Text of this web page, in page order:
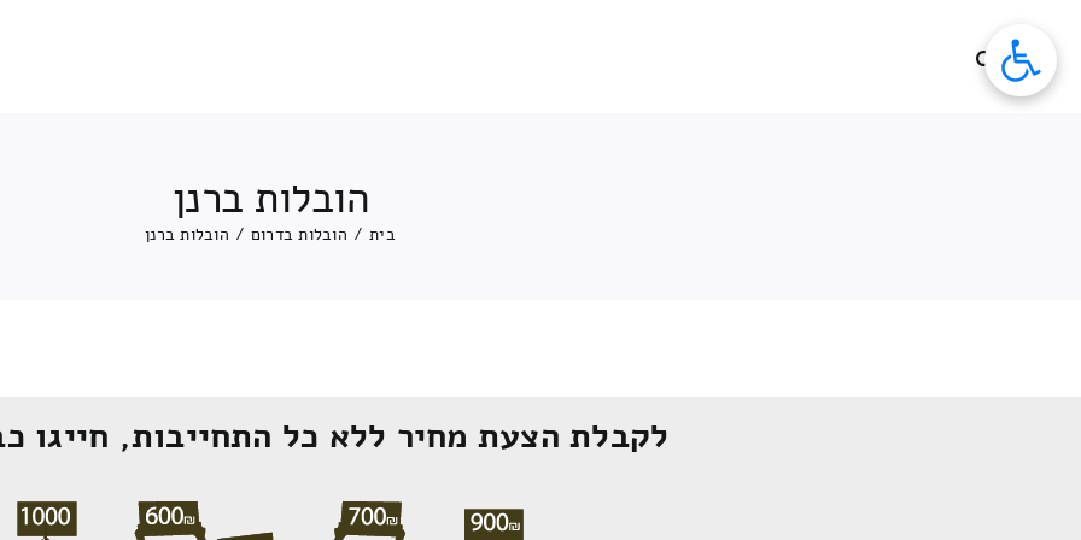
הובלות ברנן
בית / הובלות בדרום / הובלות ברנן
לקבלת הצעת מחיר ללא כל התחייבות, חייגו